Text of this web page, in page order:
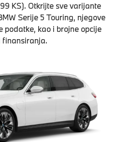
KS). Otkrijte sve varijante
Serije 5 Touring, njegove
podatke, kao i brojne opcije
finansiranja.